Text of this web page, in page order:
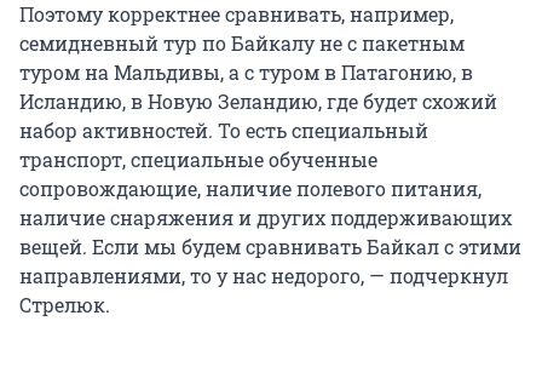
Поэтому корректнее сравнивать, например,
семидневный тур по Байкалу не с пакетным
туром на Мальдивы, а с туром в Патагонию, в
Исландию, в Новую Зеландию, где будет схожий
набор активностей. То есть специальный
транспорт, специальные обученные
сопровождающие, наличие полевого питания,
наличие снаряжения и других поддерживающих
вещей. Если мы будем сравнивать Байкал с этими
направлениями, то у нас недорого, — подчеркнул
Стрелюк.